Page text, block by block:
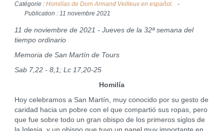
Catégorie : Homilías de Dom Armand Veilleux en español.
Publication : 11 novembre 2021
11 de noviembre de 2021 - Jueves de la 32ª semana del
tiempo ordinario
Memoria de San Martín de Tours
Sab 7,22 - 8,1; Lc 17,20-25
Homilía
Hoy celebramos a San Martín, muy conocido por su gesto de
caridad hacia un pobre con el que compartió sus ropas, pero
que fue sobre todo un gran obispo de los primeros siglos de